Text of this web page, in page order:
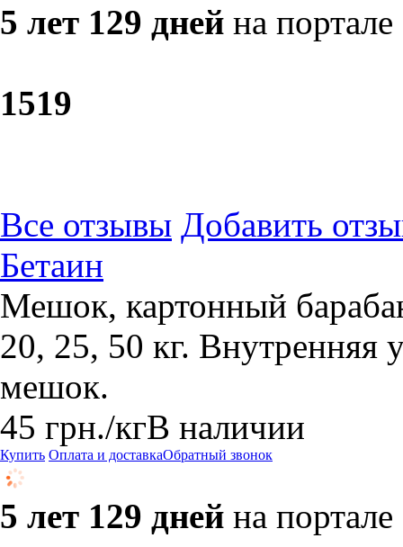
5 лет 129 дней на портале
1519
Все отзывы Добавить
Бетаин
Мешок, картонный
20, 25, 50 кг. Внутренняя
мешок.
45 грн./кгВ наличии
Купить Оплата и доставкаОбратный звонок
5 лет 129 дней на портале